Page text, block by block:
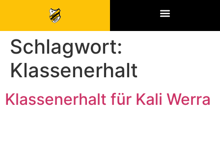
Schlagwort:
Klassenerhalt
Klassenerhalt für Kali Werra